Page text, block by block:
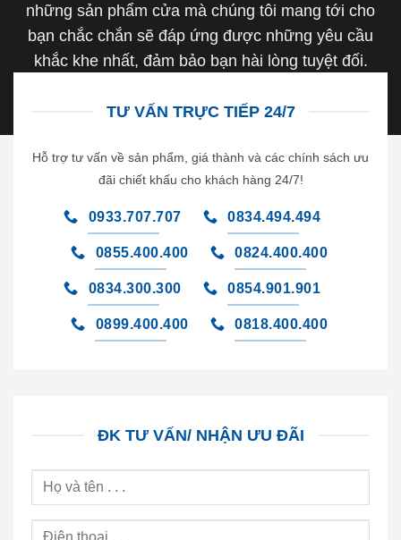
những sản phẩm cửa mà chúng tôi mang tới cho
bạn chắc chắn sẽ đáp ứng được những yêu cầu
khắc khe nhất, đảm bảo bạn hài lòng tuyệt đối.
TƯ VẤN TRỰC TIẾP 24/7
Hỗ trợ tư vấn về sản phẩm, giá thành và các chính sách ưu
đãi chiết khấu cho khách hàng 24/7!
0933.707.707 0834.494.494
0855.400.400 0824.400.400
0834.300.300 0854.901.901
0899.400.400 0818.400.400
ĐK TƯ VẤN/ NHẬN ƯU ĐÃI